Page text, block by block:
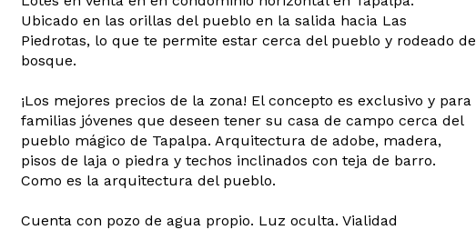
Ubicado en las orillas del pueblo en la salida hacia Las
Piedrotas, lo que te permite estar cerca del pueblo y rodeado de
bosque.
¡Los mejores precios de la zona! El concepto es exclusivo y para
familias jóvenes que deseen tener su casa de campo cerca del
pueblo mágico de Tapalpa. Arquitectura de adobe, madera,
pisos de laja o piedra y techos inclinados con teja de barro.
Como es la arquitectura del pueblo.
Cuenta con pozo de agua propio. Luz oculta. Vialidad